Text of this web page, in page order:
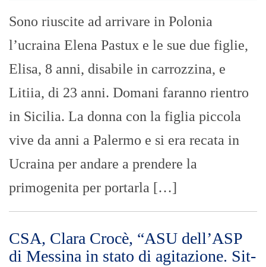
Arrivati in Italia i primi pullman di
profughi ucraini, si moltiplicano le offerte
di accoglienza
Ucraina: il Dalai Lama chiede la
pace, la guerra è obsoleta
GIUSEPPE BEVACQUA - 28/02/2022